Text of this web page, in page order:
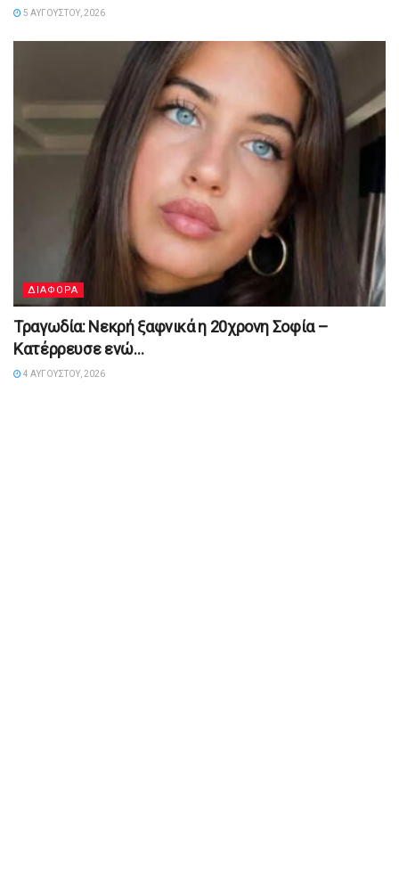
5 ΑΥΓΟΎΣΤΟΥ, 2026
ΔΙΑΦΟΡΑ
Τραγωδία: Νεκρή ξαφνικά η 20χρονη Σοφία –
Κατέρρευσε ενώ…
4 ΑΥΓΟΎΣΤΟΥ, 2026